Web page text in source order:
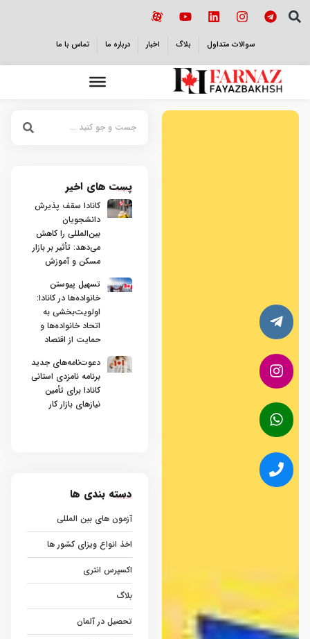
سوالات متداول بلاگ اخبار درباره ما تماس با ما
پست های اخیر
کانادا سقف پذیرش
دانشجویان
بین‌المللی را کاهش
می‌دهد: تأثیر بر بازار
مسکن و آموزش
تسهیل پیوستن
خانواده‌ها در کانادا:
اولویت‌بخشی به
اتحاد خانواده‌ها و
حمایت از اقتصاد
دعوت‌نامه‌های جدید
برنامه نامزدی استانی
کانادا برای تأمین
نیازهای بازار کار
دسته بندی ها
آزمون های بین المللی
اخذ انواع ویزای کشور ها
اکسپرس انتری
بلاگ
تحصیل در آلمان